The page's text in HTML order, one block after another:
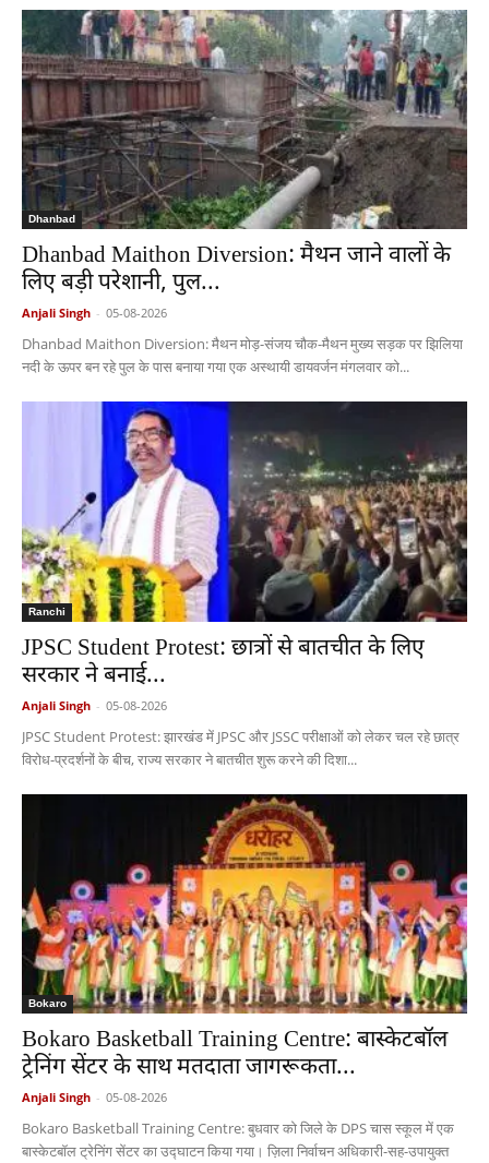
Dhanbad
Dhanbad Maithon Diversion: मैथन जाने वालों के
लिए बड़ी परेशानी, पुल...
Anjali Singh - 05-08-2026
Dhanbad Maithon Diversion: मैथन मोड़-संजय चौक-मैथन मुख्य सड़क पर झिलिया
नदी के ऊपर बन रहे पुल के पास बनाया गया एक अस्थायी डायवर्जन मंगलवार को...
Ranchi
JPSC Student Protest: छात्रों से बातचीत के लिए
सरकार ने बनाई...
Anjali Singh - 05-08-2026
JPSC Student Protest: झारखंड में JPSC और JSSC परीक्षाओं को लेकर चल रहे छात्र
विरोध-प्रदर्शनों के बीच, राज्य सरकार ने बातचीत शुरू करने की दिशा...
Bokaro
Bokaro Basketball Training Centre: बास्केटबॉल
ट्रेनिंग सेंटर के साथ मतदाता जागरूकता...
Anjali Singh - 05-08-2026
Bokaro Basketball Training Centre: बुधवार को जिले के DPS चास स्कूल में एक
बास्केटबॉल ट्रेनिंग सेंटर का उद्घाटन किया गया। ज़िला निर्वाचन अधिकारी-सह-उपायुक्त